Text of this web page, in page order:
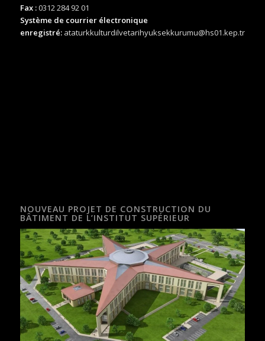
Fax :0312 284 92 01
Système de courrier électronique
enregistré: ataturkkulturdilvetarihyuksekkurumu@hs01.kep.tr
NOUVEAU PROJET DE CONSTRUCTION DU
BÂTIMENT DE L’INSTITUT SUPÉRIEUR